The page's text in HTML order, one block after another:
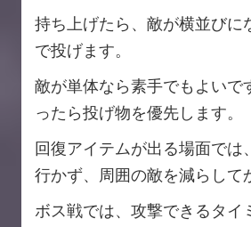
持ち上げたら、敵が横並びに
で投げます。
敵が単体なら素手でもよいで
ったら投げ物を優先します。
回復アイテムが出る場面では
行かず、周囲の敵を減らして
ボス戦では、攻撃できるタイ